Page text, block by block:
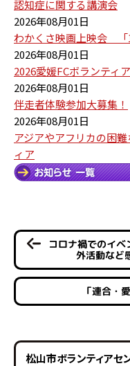
認知症に関する講演会
2026年08月01日
わかくさ映画上映会 「
2026年08月01日
2026愛媛FCボランティ
2026年08月01日
伴走者体験参加大募集！
2026年08月01日
アジアやアフリカの困
ィア
コロナ禍でのイ
外活動など
「連合・
松山市ボランティアセ